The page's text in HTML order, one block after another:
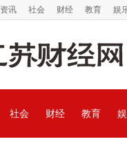
资讯 社会 财经 教育 娱
社会 财经 教育